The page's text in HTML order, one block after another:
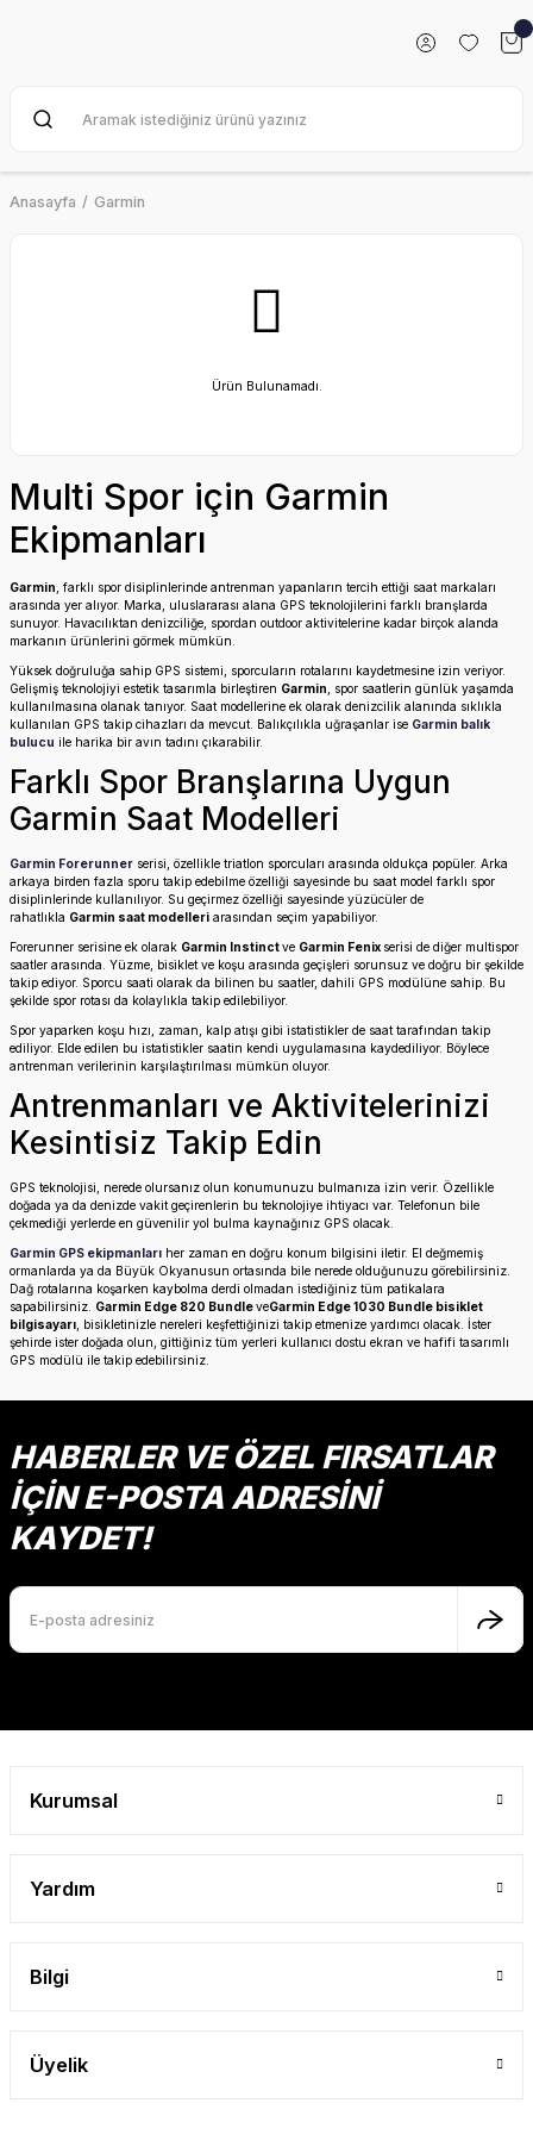
Anasayfa Garmin
Ürün Bulunamadı.
Multi Spor için Garmin
Ekipmanları
Garmin , farklı spor disiplinlerinde antrenman yapanların tercih ettiği saat markaları
arasında yer alıyor. Marka, uluslararası alana GPS teknolojilerini farklı branşlarda
sunuyor. Havacılıktan denizciliğe, spordan outdoor aktivitelerine kadar birçok alanda
markanın ürünlerini görmek mümkün.
Yüksek doğruluğa sahip GPS sistemi, sporcuların rotalarını kaydetmesine izin veriyor.
Gelişmiş teknolojiyi estetik tasarımla birleştiren Garmin , spor saatlerin günlük yaşamda
kullanılmasına olanak tanıyor. Saat modellerine ek olarak denizcilik alanında sıklıkla
kullanılan GPS takip cihazları da mevcut. Balıkçılıkla uğraşanlar ise Garmin balık
bulucu ile harika bir avın tadını çıkarabilir.
Farklı Spor Branşlarına Uygun
Garmin Saat Modelleri
Garmin Forerunner serisi, özellikle triatlon sporcuları arasında oldukça popüler. Arka
arkaya birden fazla sporu takip edebilme özelliği sayesinde bu saat model farklı spor
disiplinlerinde kullanılıyor. Su geçirmez özelliği sayesinde yüzücüler de
rahatlıkla Garmin saat modelleri arasından seçim yapabiliyor.
Forerunner serisine ek olarak Garmin Instinctve Garmin Fenix serisi de diğer multispor
saatler arasında. Yüzme, bisiklet ve koşu arasında geçişleri sorunsuz ve doğru bir şekilde
takip ediyor. Sporcu saati olarak da bilinen bu saatler, dahili GPS modülüne sahip. Bu
şekilde spor rotası da kolaylıkla takip edilebiliyor.
Spor yaparken koşu hızı, zaman, kalp atışı gibi istatistikler de saat tarafından takip
ediliyor. Elde edilen bu istatistikler saatin kendi uygulamasına kaydediliyor. Böylece
antrenman verilerinin karşılaştırılması mümkün oluyor.
Antrenmanları ve Aktivitelerinizi
Kesintisiz Takip Edin
GPS teknolojisi, nerede olursanız olun konumunuzu bulmanıza izin verir. Özellikle
doğada ya da denizde vakit geçirenlerin bu teknolojiye ihtiyacı var. Telefonun bile
çekmediği yerlerde en güvenilir yol bulma kaynağınız GPS olacak.
Garmin GPS ekipmanları her zaman en doğru konum bilgisini iletir. El değmemiş
ormanlarda ya da Büyük Okyanusun ortasında bile nerede olduğunuzu görebilirsiniz.
Dağ rotalarına koşarken kaybolma derdi olmadan istediğiniz tüm patikalara
sapabilirsiniz. Garmin Edge 820 BundleveGarmin Edge 1030 Bundle bisiklet
bilgisayarı , bisikletinizle nereleri keşfettiğinizi takip etmenize yardımcı olacak. İster
şehirde ister doğada olun, gittiğiniz tüm yerleri kullanıcı dostu ekran ve hafifi tasarımlı
GPS modülü ile takip edebilirsiniz.
HABERLER VE ÖZEL FIRSATLAR
İÇİN E-POSTA ADRESİNİ
KAYDET!
Kurumsal
Yardım
Bilgi
Üyelik